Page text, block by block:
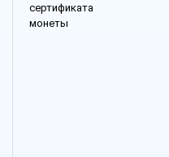
сертификата
монеты